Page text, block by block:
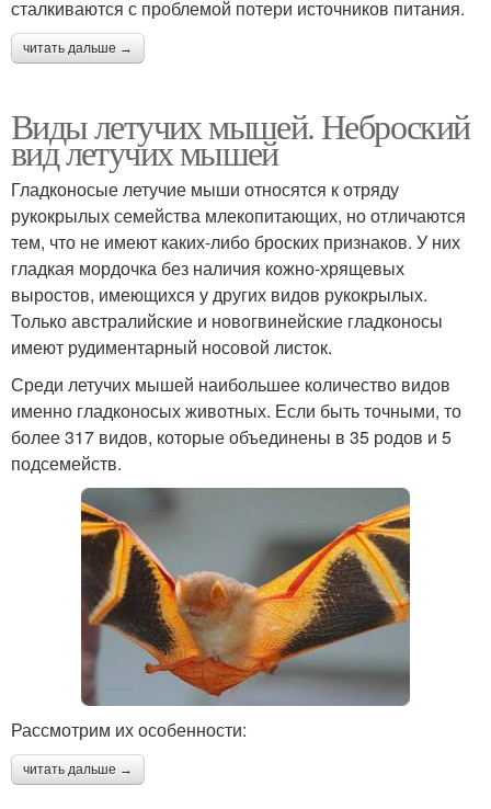
сталкиваются с проблемой потери источников питания.
читать дальше →
Виды летучих мышей. Неброский
вид летучих мышей
Гладконосые летучие мыши относятся к отряду
рукокрылых семейства млекопитающих, но отличаются
тем, что не имеют каких-либо броских признаков. У них
гладкая мордочка без наличия кожно-хрящевых
выростов, имеющихся у других видов рукокрылых.
Только австралийские и новогвинейские гладконосы
имеют рудиментарный носовой листок.
Среди летучих мышей наибольшее количество видов
именно гладконосых животных. Если быть точными, то
более 317 видов, которые объединены в 35 родов и 5
подсемейств.
Рассмотрим их особенности:
читать дальше →